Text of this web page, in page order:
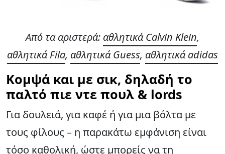
Από τα αριστερά: αθλητικά Calvin Klein,
αθλητικά Fila, αθλητικά Guess, αθλητικά adidas
Κομψά και με σικ, δηλαδή το
παλτό πιε ντε πουλ & lords
Για δουλειά, για καφέ ή για μια βόλτα με
τους φίλους – η παρακάτω εμφάνιση είναι
τόσο καθολική, ώστε μπορείς να τη